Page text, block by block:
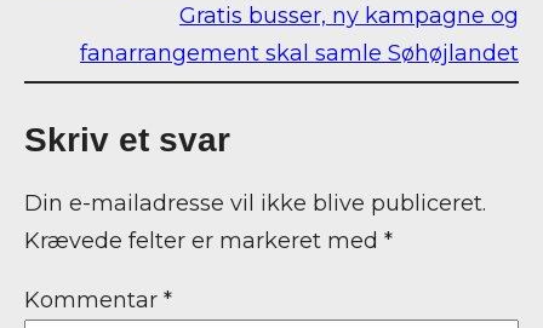
Gratis busser, ny kampagne og
fanarrangement skal samle Søhøjlandet
Skriv et svar
Din e-mailadresse vil ikke blive publiceret.
Krævede felter er markeret med *
Kommentar *